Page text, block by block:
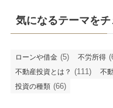
気になるテーマをチ
ローンや借金 (5) 不労所得
不動産投資とは？ (111) 不
投資の種類 (66)